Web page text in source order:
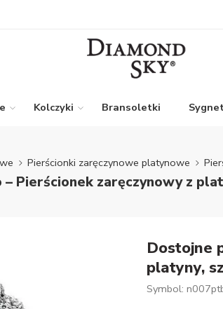
Kolczyki Bransoletki
Pierścionki zaręczynowe platynowe
Pierścionek zaręczynowy z
Dostojne
platyny,
Symbol: